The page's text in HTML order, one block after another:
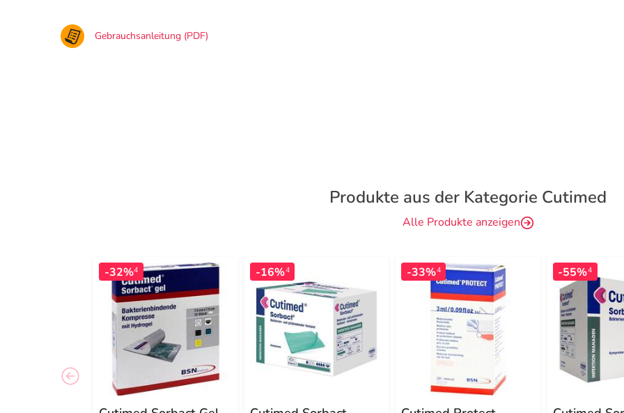
Gebrauchsanleitung (PDF)
Produkte aus der Kategorie Cutimed
Alle Produkte anzeigen
-32%4 -16%4 -33%4 -55%4